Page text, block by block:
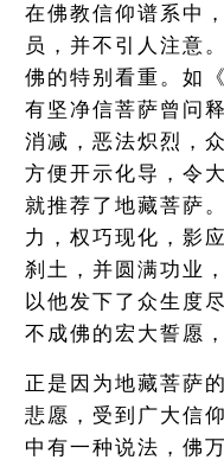
在佛教信仰谱系中
员，并不引人注意
佛的特别看重。如
有坚净信菩萨曾问
消减，恶法炽烈，
方便开示化导，令
就推荐了地藏菩萨
力，权巧现化，影
刹土，并圆满功业
以他发下了众生度
不成佛的宏大誓愿
正是因为地藏菩萨
悲愿，受到广大信
中有一种说法，佛